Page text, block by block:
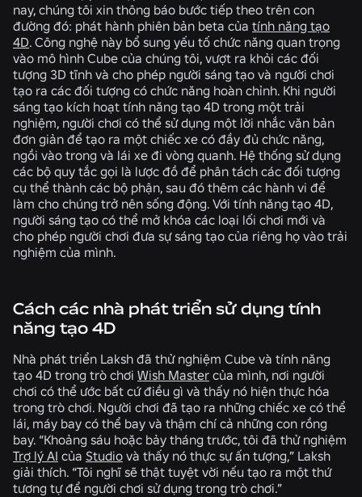
nay, chúng tôi xin thông báo bước tiếp theo trên con
đường đó: phát hành phiên bản beta của tính năng tạo
4D. Công nghệ này bổ sung yếu tố chức năng quan trọng
vào mô hình Cube của chúng tôi, vượt ra khỏi các đối
tượng 3D tĩnh và cho phép người sáng tạo và người chơi
tạo ra các đối tượng có chức năng hoàn chỉnh. Khi người
sáng tạo kích hoạt tính năng tạo 4D trong một trải
nghiệm, người chơi có thể sử dụng một lời nhắc văn bản
đơn giản để tạo ra một chiếc xe có đầy đủ chức năng,
ngồi vào trong và lái xe đi vòng quanh. Hệ thống sử dụng
các bộ quy tắc gọi là lược đồ để phân tách các đối tượng
cụ thể thành các bộ phận, sau đó thêm các hành vi để
làm cho chúng trở nên sống động. Với tính năng tạo 4D,
người sáng tạo có thể mở khóa các loại lối chơi mới và
cho phép người chơi đưa sự sáng tạo của riêng họ vào trải
nghiệm của mình.
Cách các nhà phát triển sử dụng tính
năng tạo 4D
Nhà phát triển Laksh đã thử nghiệm Cube và tính năng
tạo 4D trong trò chơi Wish Master của mình, nơi người
chơi có thể ước bất cứ điều gì và thấy nó hiện thực hóa
trong trò chơi. Người chơi đã tạo ra những chiếc xe có thể
lái, máy bay có thể bay và thậm chí cả những con rồng
bay. “Khoảng sáu hoặc bảy tháng trước, tôi đã thử nghiệm
Trợ lý AI của Studio và thấy nó thực sự ấn tượng,” Laksh
giải thích. “Tôi nghĩ sẽ thật tuyệt vời nếu tạo ra một thứ
tương tự để người chơi sử dụng trong trò chơi.”